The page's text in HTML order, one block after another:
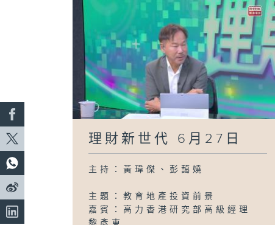
理財新世代 6月27日
主持：黃瑋傑、彭藹嬈
主題：教育地產投資前景
嘉賓：高力香港研究部高級經理
黎彥東